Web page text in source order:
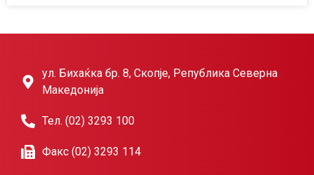
ул. Бихаќка бр. 8, Скопје, Република Северна
Македонија
Тел. (02) 3293 100
Факс (02) 3293 114